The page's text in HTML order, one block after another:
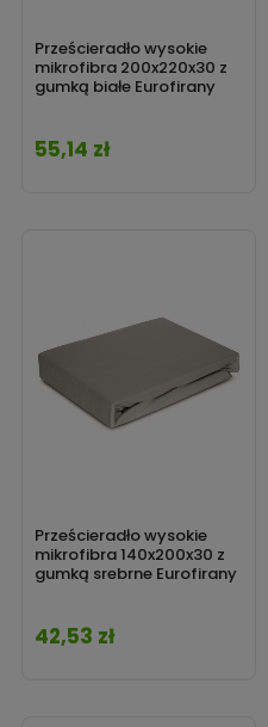
Prześcieradło wysokie
mikrofibra 200x220x30 z
gumką białe Eurofirany
Cena
55,14 zł
Prześcieradło wysokie
mikrofibra 140x200x30 z
gumką srebrne Eurofirany
Cena
42,53 zł